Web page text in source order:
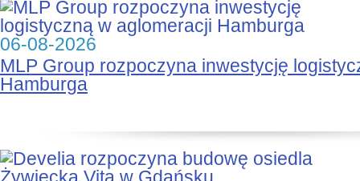
06-08-2026
MLP Group rozpoczyna inwestycję
Hamburga